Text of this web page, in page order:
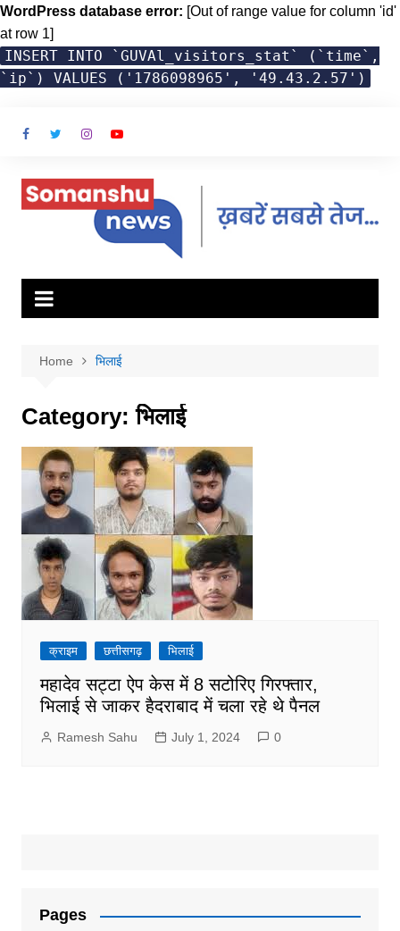
WordPress database error: [Out of range value for column 'id'
at row 1]
INSERT INTO `GUVAl_visitors_stat` (`time`,
`ip`) VALUES ('1786098965', '49.43.2.57')
Home भिलाई
Category:भिलाई
क्राइम छत्तीसगढ़ भिलाई
महादेव सट्टा ऐप केस में 8 सटोरिए गिरफ्तार,
भिलाई से जाकर हैदराबाद में चला रहे थे पैनल
Ramesh Sahu July 1, 2024 0
Pages